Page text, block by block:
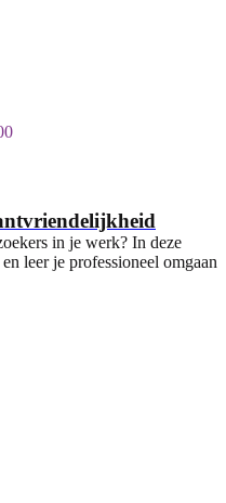
in je werk? In deze
leer je professioneel omgaan